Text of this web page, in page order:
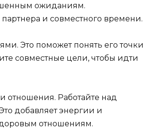
ожиданиям.
и совместного времени.
Это поможет понять его точки
совместные цели, чтобы идти
отношения. Работайте над
добавляет энергии и
отношениям.